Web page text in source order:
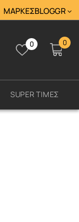
ΜΆΡΚΕΣBLOGGR
0 0
SUPER ΤΙΜΕΣ